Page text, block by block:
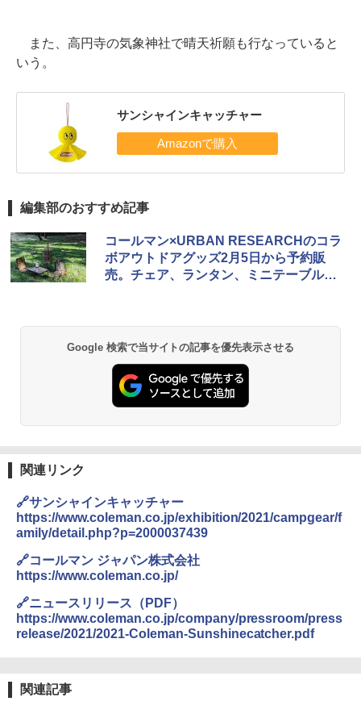
また、高円寺の気象神社で晴天祈願も行なっていると
いう。
サンシャインキャッチャー
編集部のおすすめ記事
コールマン×URBAN RESEARCHのコラ
ボアウトドアグッズ2月5日から予約販
売。チェア、ランタン、ミニテーブルな
Google 検索で当サイトの記事を優先表示させる
関連リンク
🔗サンシャインキャッチャー
https://www.coleman.co.jp/exhibition/2021/campgear/f
amily/detail.php?p=2000037439
🔗コールマン ジャパン株式会社
https://www.coleman.co.jp/
🔗ニュースリリース（PDF）
https://www.coleman.co.jp/company/pressroom/press
release/2021/2021-Coleman-Sunshinecatcher.pdf
関連記事